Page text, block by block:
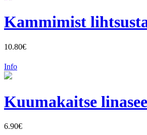
Kammimist
10.80€
Info
Kuumakaitse
6.90€